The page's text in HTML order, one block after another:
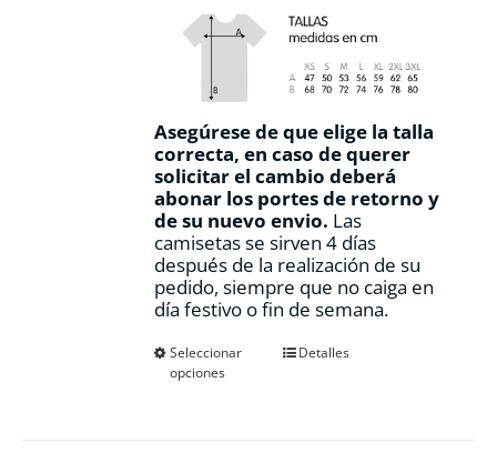
Asegúrese de que elige la talla
correcta, en caso de querer
solicitar el cambio deberá
abonar los portes de retorno y
de su nuevo envio. Las
camisetas se sirven 4 días
después de la realización de su
pedido, siempre que no caiga en
día festivo o fin de semana.
Seleccionar
opciones
EsteDetalles